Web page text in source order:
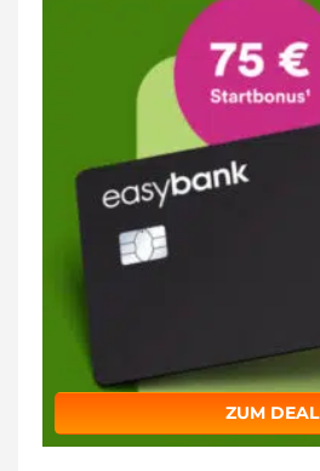
ZUM DEAL